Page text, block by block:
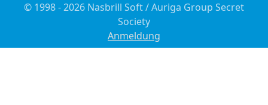
© 1998 - 2026 Nasbrill Soft / Auriga Group Secret
Society
Anmeldung